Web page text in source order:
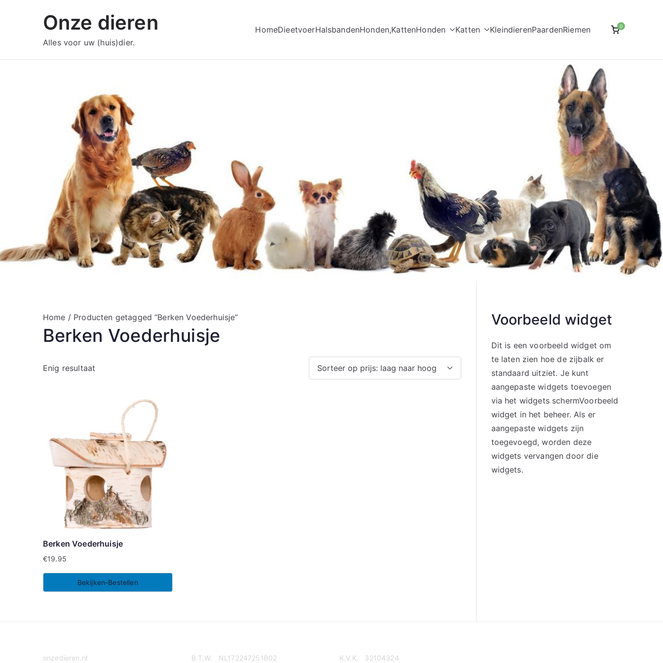
Onze dieren
Alles voor uw (huis)dier.
HomeDieetvoerHalsbandenHonden,KattenHonden Katten KleindierenPaardenRiemen 0
Home / Producten getagged “Berken Voederhuisje”
Berken Voederhuisje
Enig resultaat
Berken Voederhuisje
€19.95
Bekijken-Bestellen
Voorbeeld widget
Dit is een voorbeeld widget om
te laten zien hoe de zijbalk er
standaard uitziet. Je kunt
aangepaste widgets toevoegen
via het widgets schermVoorbeeld
widget in het beheer. Als er
aangepaste widgets zijn
toegevoegd, worden deze
widgets vervangen door die
widgets.
onzedieren.nl B.T.W. NL172247251B02 K.V.K. 32104324